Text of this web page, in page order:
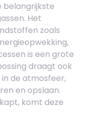
belangrijkste
Het
zoals
is een grote
draagt ook
de atmosfeer,
en opslaan.
komt deze